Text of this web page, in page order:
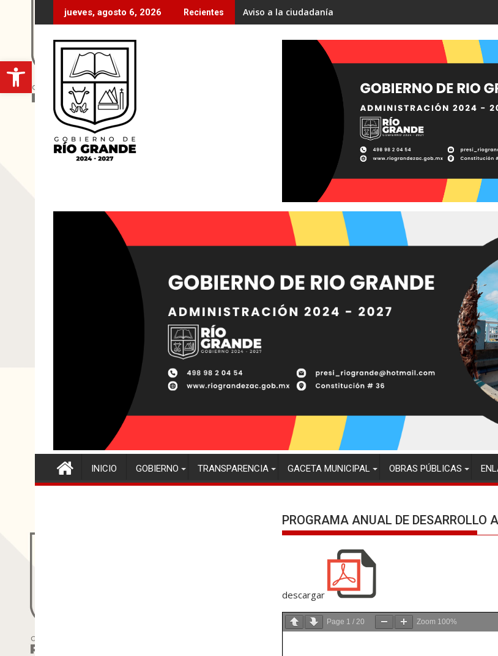
Open toolbar
al
jueves, agosto 6, 2026 Recientes Aviso a la ciudadanía
INICIO GOBIERNO TRANSPARENCIA GACETA MUNICIPAL OBRAS PÚBLICAS
PROGRAMA ANUAL DE DESARROLLO
descargar
Page 1 / 20 Zoom 100%